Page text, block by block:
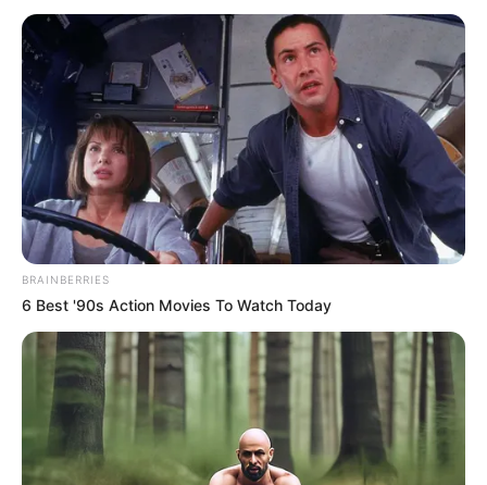
2026 Joint Wellness Assessment Is Now Available
BRAINBERRIES
6 Best '90s Action Movies To Watch Today